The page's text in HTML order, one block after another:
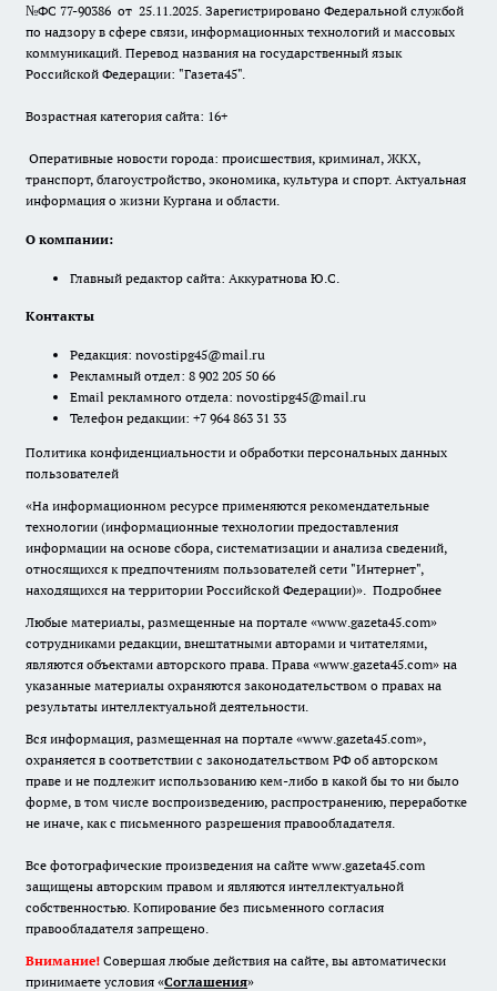
№ФС 77-90386 от 25.11.2025. Зарегистрировано Федеральной службой
по надзору в сфере связи, информационных технологий и массовых
коммуникаций. Перевод названия на государственный язык
Российской Федерации: "Газета45".
Возрастная категория сайта: 16+
Оперативные новости города: происшествия, криминал, ЖКХ,
транспорт, благоустройство, экономика, культура и спорт. Актуальная
информация о жизни Кургана и области.
О компании:
Главный редактор сайта: Аккуратнова Ю.С.
Контакты
Редакция: novostipg45@mail.ru
Рекламный отдел: 8 902 205 50 66
Email рекламного отдела: novostipg45@mail.ru
Телефон редакции: +7 964 863 31 33
Политика конфиденциальности и обработки персональных данных
пользователей
«На информационном ресурсе применяются рекомендательные
технологии (информационные технологии предоставления
информации на основе сбора, систематизации и анализа сведений,
относящихся к предпочтениям пользователей сети "Интернет",
находящихся на территории Российской Федерации)». Подробнее
Любые материалы, размещенные на портале «www.gazeta45.com»
сотрудниками редакции, внештатными авторами и читателями,
являются объектами авторского права. Права «www.gazeta45.com» на
указанные материалы охраняются законодательством о правах на
результаты интеллектуальной деятельности.
Вся информация, размещенная на портале «www.gazeta45.com»,
охраняется в соответствии с законодательством РФ об авторском
праве и не подлежит использованию кем-либо в какой бы то ни было
форме, в том числе воспроизведению, распространению, переработке
не иначе, как с письменного разрешения правообладателя.
Все фотографические произведения на сайте www.gazeta45.com
защищены авторским правом и являются интеллектуальной
собственностью. Копирование без письменного согласия
правообладателя запрещено.
Внимание! Совершая любые действия на сайте, вы автоматически
принимаете условия «Cоглашения»